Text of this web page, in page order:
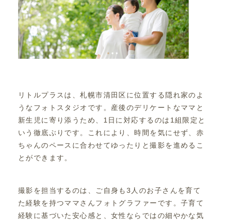
リトルプラスは、札幌市清田区に位置する隠れ家のよ
うなフォトスタジオです。産後のデリケートなママと
新生児に寄り添うため、1日に対応するのは1組限定と
いう徹底ぶりです。これにより、時間を気にせず、赤
ちゃんのペースに合わせてゆったりと撮影を進めるこ
とができます。
撮影を担当するのは、ご自身も3人のお子さんを育て
た経験を持つママさんフォトグラファーです。子育て
経験に基づいた安心感と、女性ならではの細やかな気